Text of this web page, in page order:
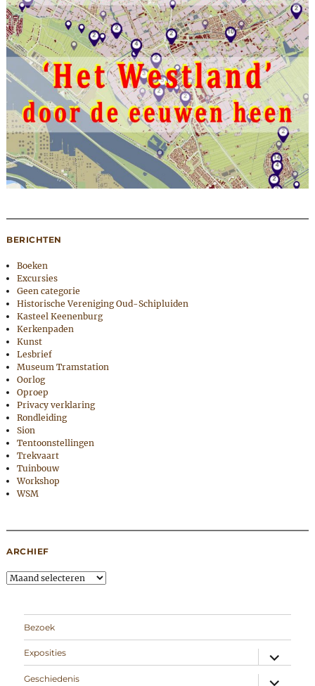
BERICHTEN
Boeken
Excursies
Geen categorie
Historische Vereniging Oud-Schipluiden
Kasteel Keenenburg
Kerkenpaden
Kunst
Lesbrief
Museum Tramstation
Oorlog
Oproep
Privacy verklaring
Rondleiding
Sion
Tentoonstellingen
Trekvaart
Tuinbouw
Workshop
WSM
ARCHIEF
Archief
Bezoek
Exposities
expand
child
menu
Geschiedenis
expand